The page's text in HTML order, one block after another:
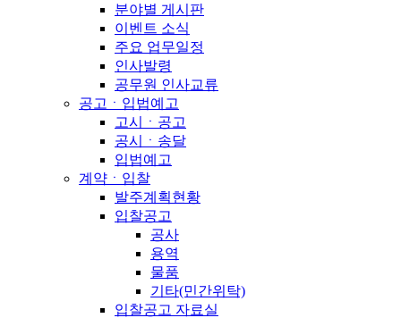
분야별 게시판
이벤트 소식
주요 업무일정
인사발령
공무원 인사교류
공고ㆍ입법예고
고시ㆍ공고
공시ㆍ송달
입법예고
계약ㆍ입찰
발주계획현황
입찰공고
공사
용역
물품
기타(민간위탁)
입찰공고 자료실